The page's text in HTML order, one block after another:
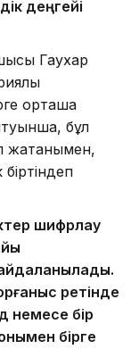
деңгейі
Гаухар
орташа
бұл
жатқанымен,
біртіндеп
шифрлау
ретінде
немесе бір
бірге